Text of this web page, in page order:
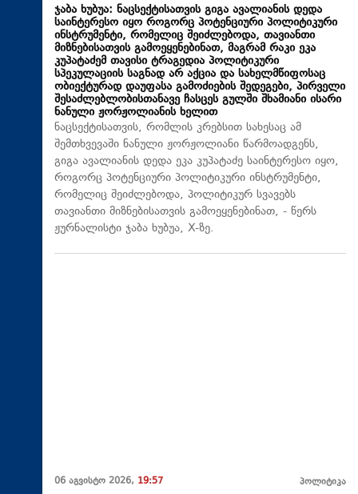
ჯაბა ხუბუა: ნაცსექტისათვის გიგა ავალიანის დედა
საინტერესო იყო როგორც პოტენციური პოლიტიკური
ინსტრუმენტი, რომელიც შეიძლებოდა, თავიანთი
მიზნებისათვის გამოეყენებინათ, მაგრამ რაკი ეკა
კუპატაძემ თავისი ტრაგედია პოლიტიკური
სპეკულაციის საგნად არ აქცია და სახელმწიფოსაც
ობიექტურად დაუფასა გამოძიების შედეგები, პირველი
შესაძლებლობისთანავე ჩასცეს გულში შხამიანი ისარი
ნანული ჟორჟოლიანის ხელით
ნაცსექტისათვის, რომლის კრებსით სახესაც ამ
შემთხვევაში ნანული ჟორჟოლიანი წარმოადგენს,
გიგა ავალიანის დედა ეკა კუპატაძე საინტერესო იყო,
როგორც პოტენციური პოლიტიკური ინსტრუმენტი,
რომელიც შეიძლებოდა, პოლიტიკურ სვავებს
თავიანთი მიზნებისათვის გამოეყენებინათ, - წერს
ჟურნალისტი ჯაბა ხუბუა, X-ზე.
06 აგვისტო 2026, 19:57 პოლიტიკა